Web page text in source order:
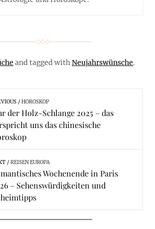
and tagged withNeujahrswünsche.
HOROSKOP
der Holz-Schlange 2025 – das
uns das chinesische
REISEN EUROPA
Wochenende in Paris
– Sehenswürdigkeiten und